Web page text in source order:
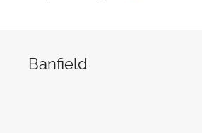
Banfield